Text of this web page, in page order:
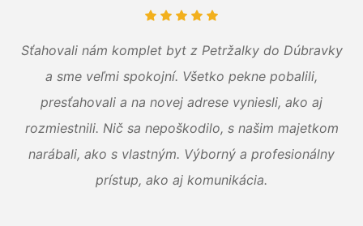
Sťahovali nám komplet byt z Petržalky do Dúbravky
a sme veľmi spokojní. Všetko pekne pobalili,
presťahovali a na novej adrese vyniesli, ako aj
rozmiestnili. Nič sa nepoškodilo, s našim majetkom
narábali, ako s vlastným. Výborný a profesionálny
prístup, ako aj komunikácia.